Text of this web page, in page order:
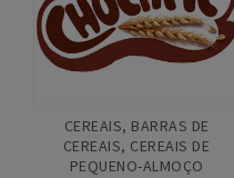
CEREAIS, BARRAS DE
CEREAIS, CEREAIS DE
PEQUENO-ALMOÇO